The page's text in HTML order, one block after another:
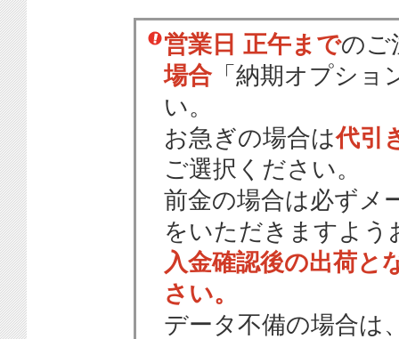
営業日 正午までのご
場合 「納期オプショ
い。
お急ぎの場合は代引
ご選択ください。
前金の場合は必ずメ
をいただきますよう
入金確認後の出荷と
さい。
データ不備の場合は